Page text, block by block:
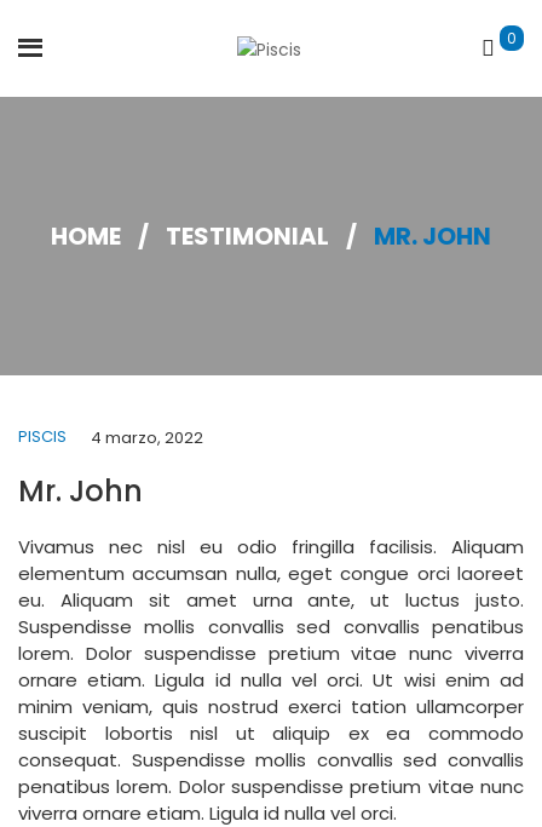
0
HOME / TESTIMONIAL / MR. JOHN
PISCIS 4 marzo, 2022
Mr. John
Vivamus nec nisl eu odio fringilla facilisis. Aliquam
elementum accumsan nulla, eget congue orci laoreet
eu. Aliquam sit amet urna ante, ut luctus justo.
Suspendisse mollis convallis sed convallis penatibus
lorem. Dolor suspendisse pretium vitae nunc viverra
ornare etiam. Ligula id nulla vel orci. Ut wisi enim ad
minim veniam, quis nostrud exerci tation ullamcorper
suscipit lobortis nisl ut aliquip ex ea commodo
consequat. Suspendisse mollis convallis sed convallis
penatibus lorem. Dolor suspendisse pretium vitae nunc
viverra ornare etiam. Ligula id nulla vel orci.